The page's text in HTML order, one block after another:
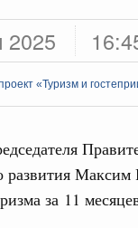
2025
«Туризм и
развития Максим
за 11